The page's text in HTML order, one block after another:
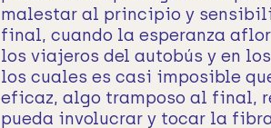
malestar al principio y
final, cuando la esperanza
los viajeros del autobús y en
los cuales es casi imposible
eficaz, algo tramposo al final,
pueda involucrar y tocar la